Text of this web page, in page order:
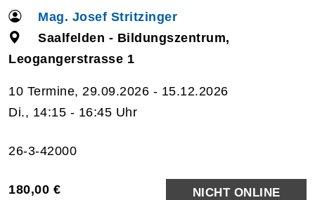
Mag. Josef Stritzinger
Saalfelden - Bildungszentrum,
Leogangerstrasse 1
10 Termine, 29.09.2026 - 15.12.2026
Di., 14:15 - 16:45 Uhr
26-3-42000
180,00 €
NICHT ONLINE